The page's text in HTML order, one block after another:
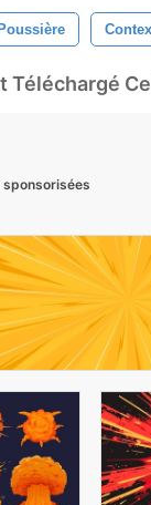
Poussière
Téléchargé
sponsorisées